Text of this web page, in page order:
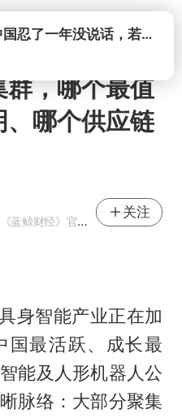
打开牺牲两个战士，中国忍了一年没说话，若菲律宾死了人，他会开战吗
，哪个最值
哪个供应链
蓝鲸财经》官方网易号
关注
身智能产业正在加
国最活跃、成长最
能及人形机器人公
脉络：大部分聚集